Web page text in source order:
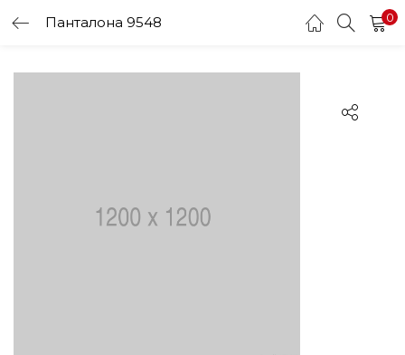
Панталона 9548 0
LOGIN
Remember me